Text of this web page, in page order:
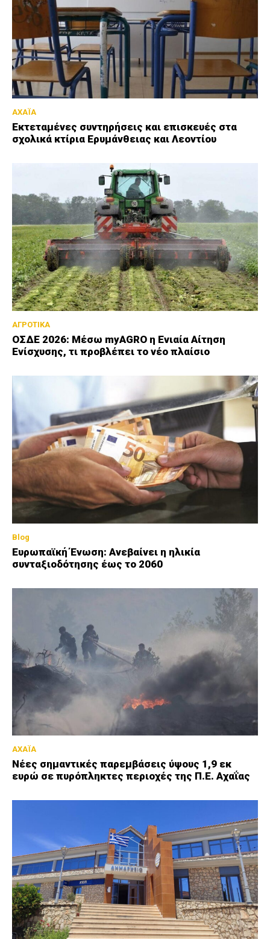
ΑΧΑΪΑ
Εκτεταμένες συντηρήσεις και επισκευές στα
σχολικά κτίρια Ερυμάνθειας και Λεοντίου
ΑΓΡΟΤΙΚΑ
ΟΣΔΕ 2026: Μέσω myAGRO η Ενιαία Αίτηση
Ενίσχυσης, τι προβλέπει το νέο πλαίσιο
Blog
Ευρωπαϊκή Ένωση: Ανεβαίνει η ηλικία
συνταξιοδότησης έως το 2060
ΑΧΑΪΑ
Νέες σημαντικές παρεμβάσεις ύψους 1,9 εκ
ευρώ σε πυρόπληκτες περιοχές της Π.Ε. Αχαΐας